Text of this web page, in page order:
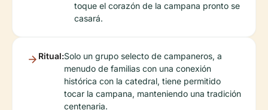
toque el corazón de la campana pronto se
casará.
Ritual:Solo un grupo selecto de campaneros, a
menudo de familias con una conexión
histórica con la catedral, tiene permitido
tocar la campana, manteniendo una tradición
centenaria.